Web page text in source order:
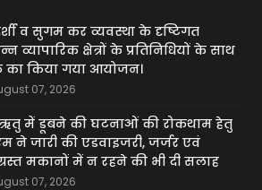
व सुगम कर व्यवस्था के दृष्टिगत
व्यापारिक क्षेत्रों के प्रतिनिधियों के साथ
किया गया आयोजन।
07, 2026
ऋतु में डूबने की घटनाओं की रोकथाम हेतु
ने जारी की एडवाइजरी, जर्जर एवं
मकानों में न रहने की भी दी सलाह
07, 2026